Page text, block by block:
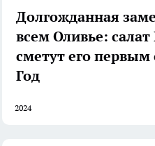
Долгожданная
всем Оливье:
сметут его
Год
2024